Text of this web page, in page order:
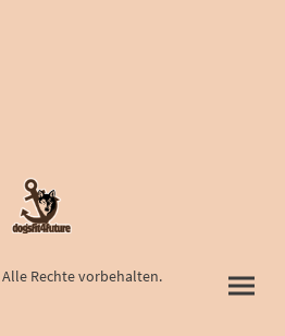
Rechte vorbehalten.